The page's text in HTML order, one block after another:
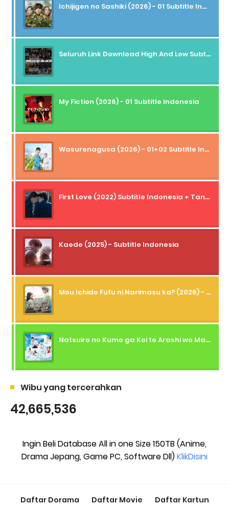
Ichijigen no Sashiki (2026) - 01 Subtitle Indonesia
Seluruh Link Download High And Low Subtitle Indonesia
My Fiction (2026) - 01 Subtitle Indonesia
Wasurenagusa (2026) - 01+02 Subtitle Indonesia
First Love (2022) Subtitle Indonesia + Tanpa Iklan + Streaming + 1080p
Kaede (2025) - Subtitle Indonesia
Mou Ichido Fufu ni Narimasu ka? (2026) - 01 Subtitle Indonesia
Natsuiro no Kumo ga Koi to Arashi wo Makiokosu (2026) - 01 Subtitle Indonesia
Wibu yang tercerahkan
42,665,536
Ingin Beli Database All in one Size 150TB (Anime,
Drama Jepang, Game PC, Software Dll)KlikDisini
Daftar Dorama Daftar Movie Daftar Kartun